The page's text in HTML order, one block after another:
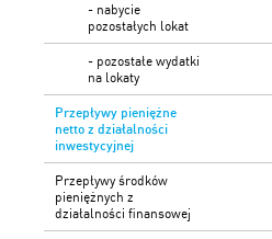
- nabycie
pozostałych lokat
- pozostałe wydatki
na lokaty
Przepływy pieniężne
netto z działalności
inwestycyjnej
Przepływy środków
pieniężnych z
działalności finansowej